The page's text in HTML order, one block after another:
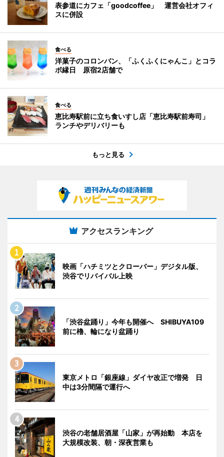
表参道にカフェ「goodcoffee」 運営会社オフィ
スに併設
食べる
洋菓子のコロンバン、「ふくふくにゃんこ」とコラ
ボ縁日 原宿2店舗で
食べる
恵比寿駅前に立ち食いすし店「恵比寿駅前寿司」
ランチやデリバリーも
もっと見る
アクセスランキング
映画「ハチミツとクローバー」デジタル版、
渋谷でリバイバル上映
「渋谷盆踊り」今年も開催へ SHIBUYA109
前に櫓、輪になり盆踊り
東京メトロ「銀座線」ダイヤ改正で増発 日
中は3分間隔で運行へ
渋谷の老舗居酒屋「山家」が再始動 本店を
大規模改装、朝・深夜営業も